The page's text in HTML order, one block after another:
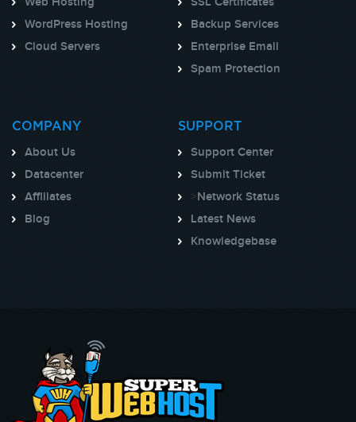
WordPress Hosting
Cloud Servers
Backup Services
Enterprise Email
Spam Protection
COMPANY
About Us
Datacenter
Affiliates
Blog
SUPPORT
Support Center
Submit Ticket
>Network Status
Latest News
Knowledgebase